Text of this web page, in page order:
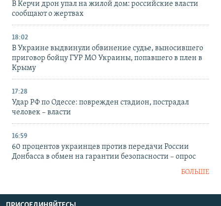
В Керчи дрон упал на жилой дом: российские власти
сообщают о жертвах
18:02
В Украине выдвинули обвинение судье, выносившего
приговор бойцу ГУР МО Украины, попавшего в плен в
Крыму
17:28
Удар РФ по Одессе: поврежден стадион, пострадал
человек – власти
16:59
60 процентов украинцев против передачи России
Донбасса в обмен на гарантии безопасности – опрос
БОЛЬШЕ